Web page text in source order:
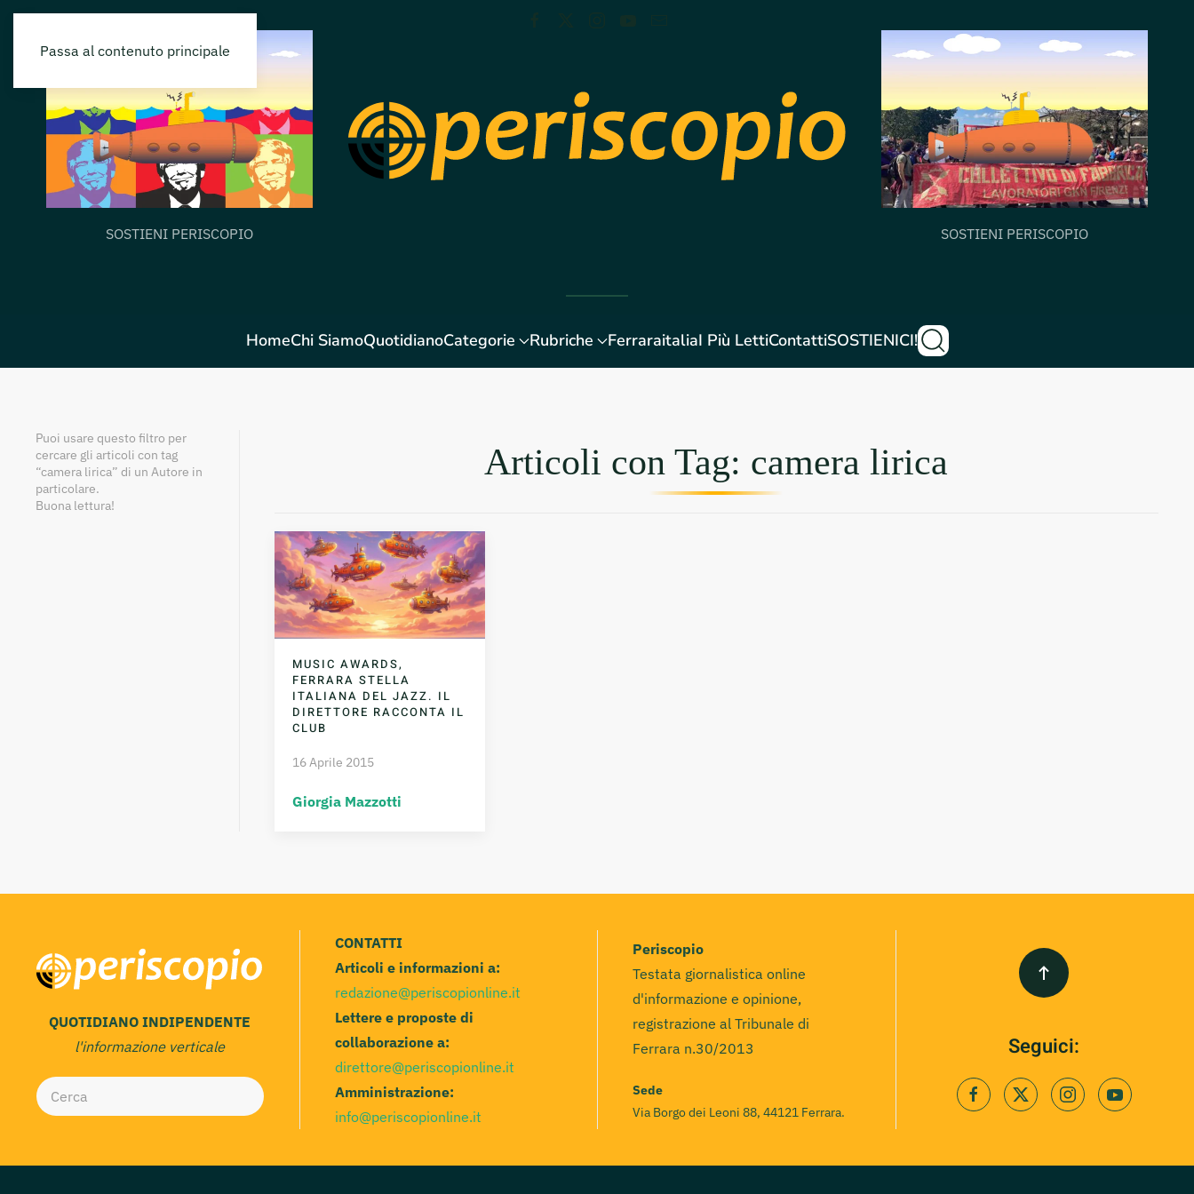
Passa al contenuto principale
SOSTIENI PERISCOPIO SOSTIENI PERISCOPIO
HomeChi SiamoQuotidianoCategorie Rubriche FerraraitaliaI Più LettiContattiSOSTIENICI!
Puoi usare questo filtro per
cercare gli articoli con tag
“camera lirica” di un Autore in
particolare.
Buona lettura!
Articoli con Tag: camera lirica
MUSIC AWARDS,
FERRARA STELLA
ITALIANA DEL JAZZ. IL
DIRETTORE RACCONTA IL
CLUB
16 Aprile 2015
Giorgia Mazzotti
QUOTIDIANO INDIPENDENTE
l'informazione verticale
CONTATTI
Articoli e informazioni a:
redazione@periscopionline.it
Lettere e proposte di
collaborazione a:
direttore@periscopionline.it
Amministrazione:
info@periscopionline.it
Periscopio
Testata giornalistica online
d'informazione e opinione,
registrazione al Tribunale di
Ferrara n.30/2013
Sede
Via Borgo dei Leoni 88, 44121 Ferrara.
Seguici: